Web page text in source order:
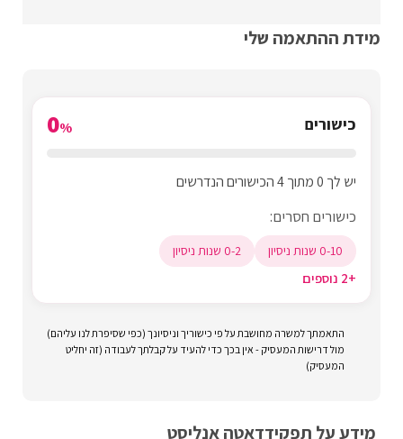
מידת ההתאמה שלי
כישורים 0%
יש לך 0 מתוך 4 הכישורים הנדרשים
כישורים חסרים:
0-10 שנות ניסיון 0-2 שנות ניסיון
+2 נוספים
התאמתך למשרה מחושבת על פי כישוריך וניסיונך (כפי שסיפרת לנו עליהם)
מול דרישות המעסיק - אין בכך כדי להעיד על קבלתך לעבודה (זה יחליט
המעסיק)
מידע על תפקידדאטה אנליסט